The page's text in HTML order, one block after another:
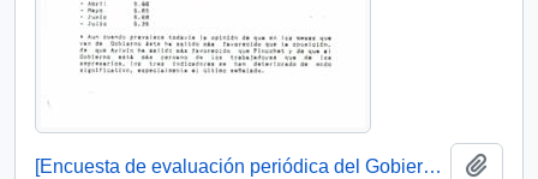
[Encuesta de evaluación periódica del Gobierno de Aylwin]